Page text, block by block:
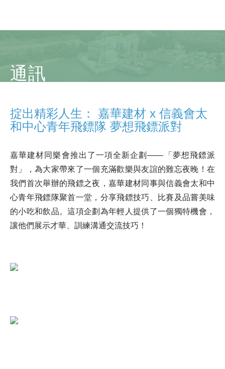
通訊
掟出精彩人生： 嘉華建材 x 信義會太
和中心青年飛鏢隊 夢想飛鏢派對
嘉華建材同樂會推出了一項全新企劃——「夢想飛鏢派
對」，為大家帶來了一個充滿歡樂與友誼的難忘夜晚！在
我們首次舉辦的飛鏢之夜，嘉華建材同事與信義會太和中
心青年飛鏢隊聚首一堂，分享飛鏢技巧、比賽及品嘗美味
的小吃和飲品。這項企劃為年輕人提供了一個獨特機會，
讓他們展示才華、訓練溝通交流技巧！